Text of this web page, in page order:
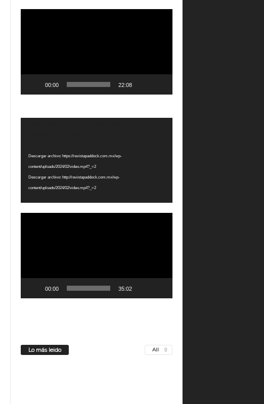
00:00 22:08
Descargar archivo: https://revistapaddock.com.mx/wp-
content/uploads/2024/02/video.mp4?_=2
Descargar archivo: http://revistapaddock.com.mx/wp-
content/uploads/2024/02/video.mp4?_=2
00:00 35:02
Lo más leido All